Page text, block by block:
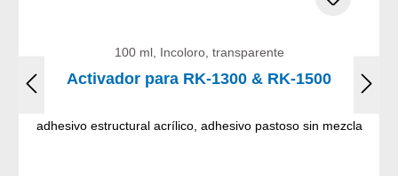
100 ml, Incoloro, transparente
Activador para RK-1300 & RK-1500
adhesivo estructural acrílico, adhesivo pastoso sin mezcla